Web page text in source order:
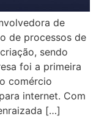
de
de processos de
sendo
foi a primeira
comércio
internet. Com
[…]